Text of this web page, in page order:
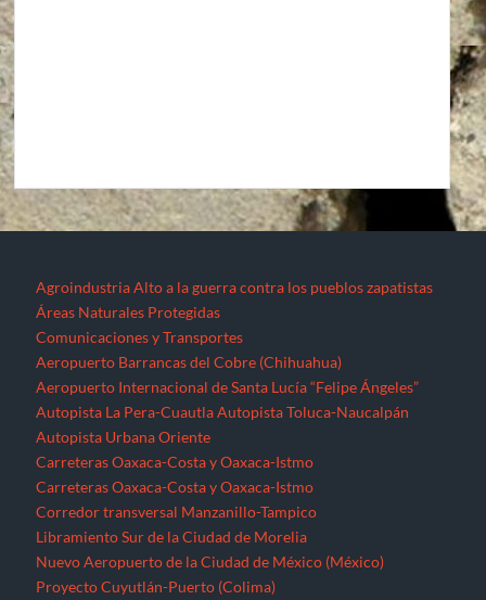
Agroindustria Alto a la guerra contra los pueblos zapatistas
Áreas Naturales Protegidas
Comunicaciones y Transportes
Aeropuerto Barrancas del Cobre (Chihuahua)
Aeropuerto Internacional de Santa Lucía “Felipe Ángeles”
Autopista La Pera-Cuautla Autopista Toluca-Naucalpán
Autopista Urbana Oriente
Carreteras Oaxaca-Costa y Oaxaca-Istmo
Carreteras Oaxaca-Costa y Oaxaca-Istmo
Corredor transversal Manzanillo-Tampico
Libramiento Sur de la Ciudad de Morelia
Nuevo Aeropuerto de la Ciudad de México (México)
Proyecto Cuyutlán-Puerto (Colima)